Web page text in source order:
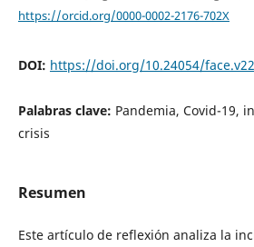
https://orcid.org/0000-0002-2176-702X
DOI: https://doi.org/10.24054/
Palabras clave: Pandemia, Covid-19,
crisis
Resumen
Este artículo de reflexión analiza la